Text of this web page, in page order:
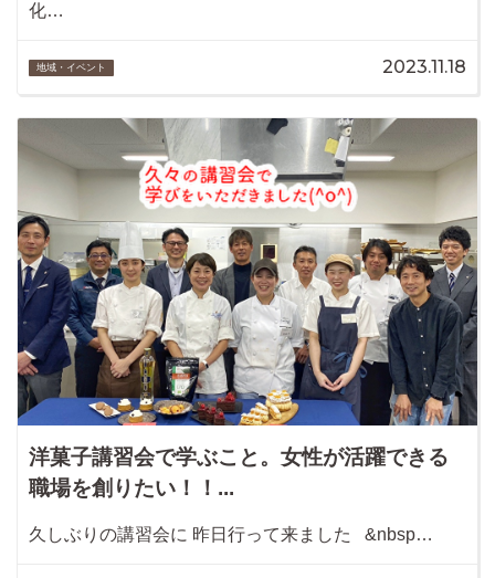
化…
地域・イベント 2023.11.18
洋菓子講習会で学ぶこと。女性が活躍できる
職場を創りたい！！...
久しぶりの講習会に 昨日行って来ました &nbsp…